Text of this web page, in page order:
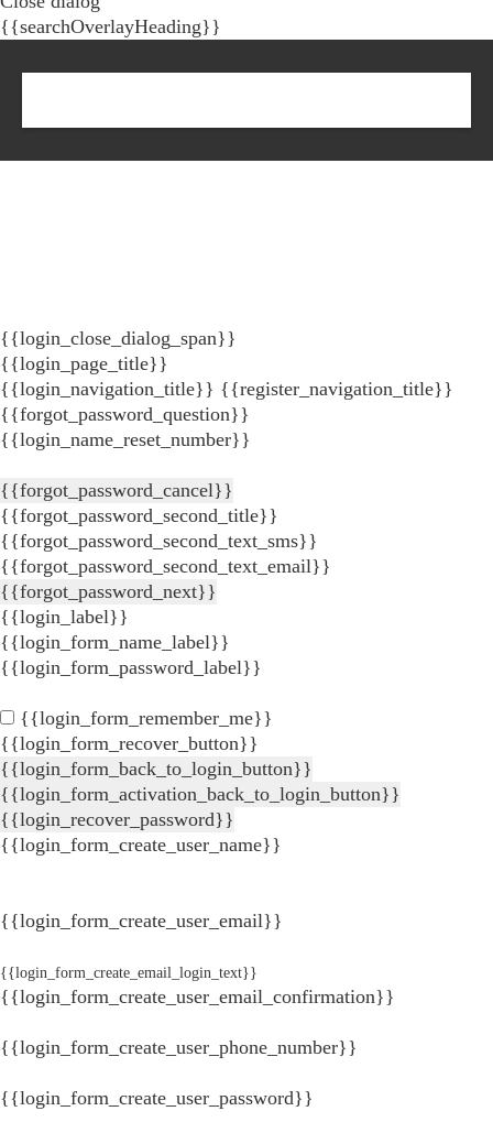
{{searchOverlayHeading}}
{{login_close_dialog_span}}
{{login_page_title}}
{{login_navigation_title}} {{register_navigation_title}}
{{forgot_password_question}}
{{login_name_reset_number}}
{{forgot_password_cancel}}
{{forgot_password_second_title}}
{{forgot_password_second_text_sms}}
{{forgot_password_second_text_email}}
{{forgot_password_next}}
{{login_label}}
{{login_form_name_label}}
{{login_form_password_label}}
{{login_form_remember_me}}
{{login_form_recover_button}}
{{login_form_back_to_login_button}}
{{login_form_activation_back_to_login_button}}
{{login_recover_password}}
{{login_form_create_user_name}}
{{login_form_create_user_email}}
{{login_form_create_email_login_text}}
{{login_form_create_user_email_confirmation}}
{{login_form_create_user_phone_number}}
{{login_form_create_user_password}}